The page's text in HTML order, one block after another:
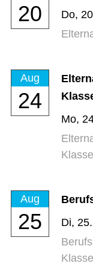
20
Do,
Aug
24
Mo,
Aug
25
Di,